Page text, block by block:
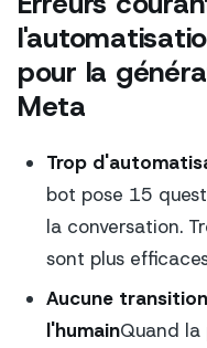
pour la
Meta
Trop
bot pose 15
la conversation.
sont plus
Aucune
l'humainQuand la